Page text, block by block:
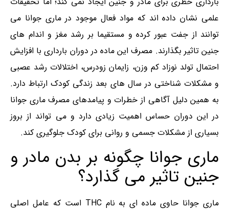
علمی نشان داده اند که مواد فعال موجود در ماری‌ جوانا می
توانند از جفت عبور کرده و مستقیما بر رشد مغز و اندام های
جنین تاثیر بگذارند. مصرف این ماده در دوران بارداری با افزایش
احتمال تولد نوزاد کم وزن، زایمان زودرس، اختلالات رشد عصبی
و مشکلات شناختی در سال های بعد زندگی کودک ارتباط دارد.
به همین دلیل آگاهی از خطرات و پیامدهای مصرف ماری‌ جوانا
در این دوران حساس اهمیت زیادی دارد و می تواند از بروز
بسیاری از مشکلات جسمی و روانی برای کودک جلوگیری کند.
ماری جوانا چگونه بر بدن مادر و
جنین تاثیر می گذارد؟
ماری‌ جوانا حاوی ماده ای به نام THC است که عامل اصلی